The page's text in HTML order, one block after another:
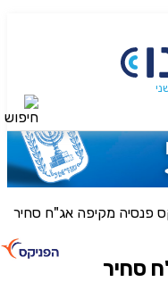
פנסיה מקיפה אג"ח סחיר
סחיר